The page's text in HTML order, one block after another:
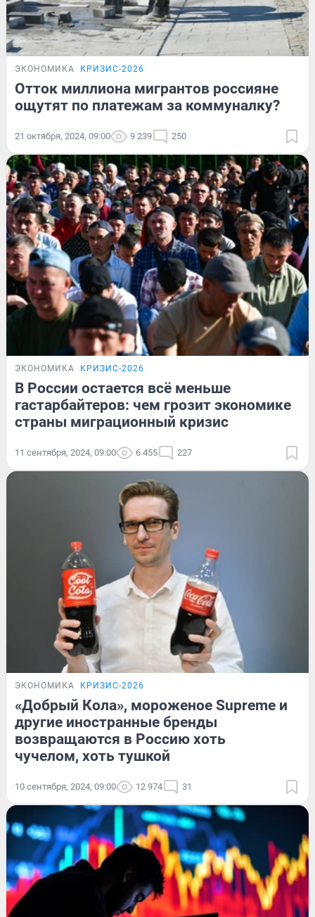
ЭКОНОМИКА КРИЗИС-2026
Отток миллиона мигрантов россияне
ощутят по платежам за коммуналку?
21 октября, 2024, 09:00 9 239 250
ЭКОНОМИКА КРИЗИС-2026
В России остается всё меньше
гастарбайтеров: чем грозит экономике
страны миграционный кризис
11 сентября, 2024, 09:00 6 455 227
ЭКОНОМИКА КРИЗИС-2026
«Добрый Кола», мороженое Supreme и
другие иностранные бренды
возвращаются в Россию хоть
чучелом, хоть тушкой
10 сентября, 2024, 09:00 12 974 31